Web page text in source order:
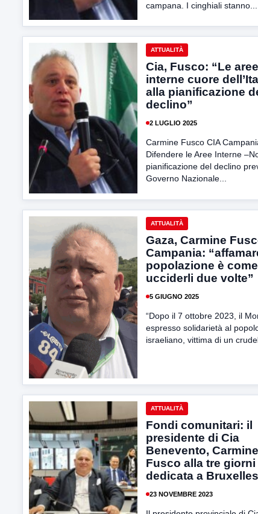
campana. I cinghiali stanno...
ATTUALITÀ
Cia, Fusco: “Le aree
interne cuore
alla pianificazione
declino”
2 LUGLIO 2025
Carmine Fusco CIA
Difendere le Aree Interne
pianificazione del declino
Governo Nazionale...
ATTUALITÀ
Gaza, Carmine
Campania:
popolazione è come
ucciderli due volte”
5 GIUGNO 2025
“Dopo il 7 ottobre 2023, il
espresso solidarietà al
israeliano, vittima di un
ATTUALITÀ
Fondi comunitari: il
presidente di Cia
Benevento, Carmine
Fusco alla tre giorni
dedicata a Bruxelles
23 NOVEMBRE 2023